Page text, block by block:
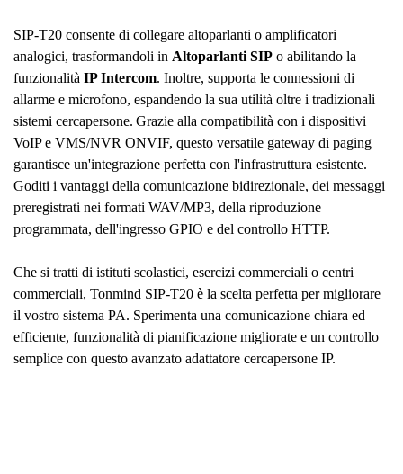
SIP-T20 consente di collegare altoparlanti o amplificatori
analogici, trasformandoli in Altoparlanti SIP o abilitando la
funzionalità IP Intercom. Inoltre, supporta le connessioni di
allarme e microfono, espandendo la sua utilità oltre i tradizionali
sistemi cercapersone. Grazie alla compatibilità con i dispositivi
VoIP e VMS/NVR ONVIF, questo versatile gateway di paging
garantisce un'integrazione perfetta con l'infrastruttura esistente.
Goditi i vantaggi della comunicazione bidirezionale, dei messaggi
preregistrati nei formati WAV/MP3, della riproduzione
programmata, dell'ingresso GPIO e del controllo HTTP.
Che si tratti di istituti scolastici, esercizi commerciali o centri
commerciali, Tonmind SIP-T20 è la scelta perfetta per migliorare
il vostro sistema PA. Sperimenta una comunicazione chiara ed
efficiente, funzionalità di pianificazione migliorate e un controllo
semplice con questo avanzato adattatore cercapersone IP.